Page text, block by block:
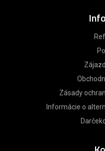
Zásady
Informácie o